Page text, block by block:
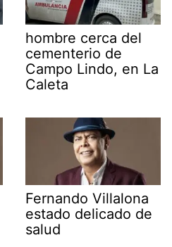
hombre cerca del
cementerio de
Campo Lindo, en La
Caleta
Fernando Villalona
estado delicado de
salud